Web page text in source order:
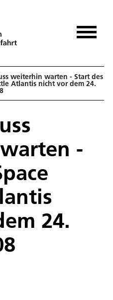
weiterhin warten - Start des
Atlantis nicht vor dem 24.
-
24.